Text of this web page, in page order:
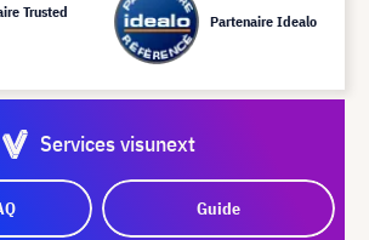
Trusted
Partenaire Idealo
Services visunext
Guide